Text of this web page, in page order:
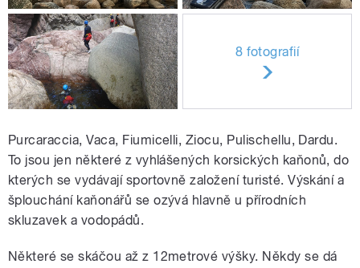
8 fotografií
Purcaraccia, Vaca, Fiumicelli, Ziocu, Pulischellu, Dardu.
To jsou jen některé z vyhlášených korsických kaňonů, do
kterých se vydávají sportovně založení turisté. Výskání a
šplouchání kaňonářů se ozývá hlavně u přírodních
skluzavek a vodopádů.
Některé se skáčou až z 12metrové výšky. Někdy se dá